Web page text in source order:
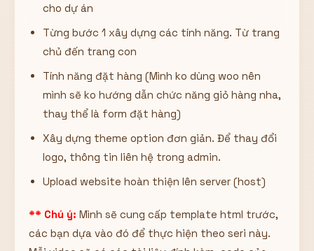
cho dự án
Từng bước 1 xây dựng các tính năng. Từ trang
chủ đến trang con
Tính năng đặt hàng (Mình ko dùng woo nên
mình sẽ ko hướng dẫn chức năng giỏ hàng nha,
thay thể là form đặt hàng)
Xây dựng theme option đơn giản. Để thay đổi
logo, thông tin liên hệ trong admin.
Upload website hoàn thiện lên server (host)
** Chú ý: Mình sẽ cung cấp template html trước,
các bạn dựa vào đó để thực hiện theo seri này.